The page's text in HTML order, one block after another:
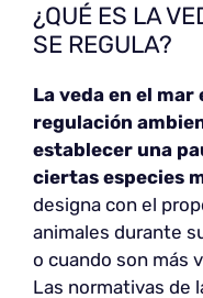
¿QUÉ ES LA
SE REGULA?
La veda en el
regulación
establecer una
ciertas especies
designa con el
animales durante
o cuando son más
Las normativas de